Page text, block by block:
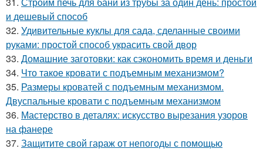
и дешевый способ
32. Удивительные куклы для сада, сделанные своими
руками: простой способ украсить свой двор
33. Домашние заготовки: как сэкономить время и деньги
34. Что такое кровати с подъемным механизмом?
35. Размеры кроватей с подъемным механизмом.
Двуспальные кровати с подъемным механизмом
36. Мастерство в деталях: искусство вырезания узоров
на фанере
37. Защитите свой гараж от непогоды с помощью